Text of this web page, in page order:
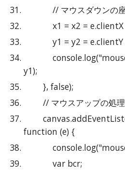
// マウスダウ
x1 = x2 =
y1 = y2 =
            console.log("mousedown end", x1,
y1);
        }, false);
        // マウスアップの処理
        canvas.addEventListener("mouseup",
function (e) {
            var bcr;